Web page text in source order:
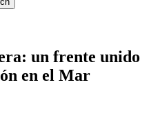
un frente unido
en el Mar